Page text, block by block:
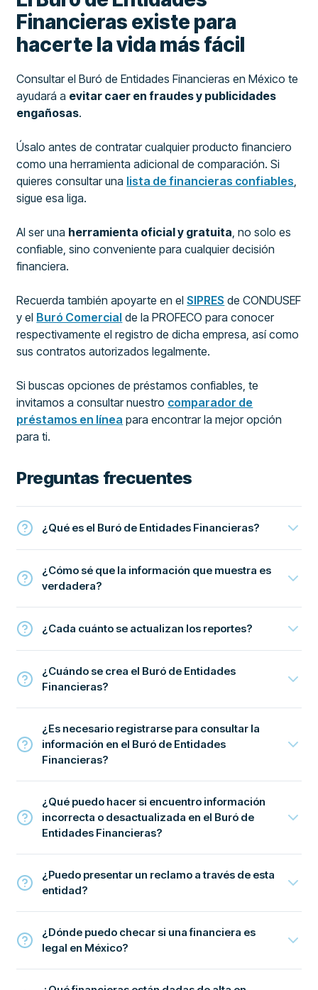
Financieras existe para
hacerte la vida más fácil
Consultar el Buró de Entidades Financieras en México te
ayudará a evitar caer en fraudes y publicidades
engañosas.
Úsalo antes de contratar cualquier producto financiero
como una herramienta adicional de comparación. Si
quieres consultar una lista de financieras confiables,
sigue esa liga.
Al ser una herramienta oficial y gratuita, no solo es
confiable, sino conveniente para cualquier decisión
financiera.
Recuerda también apoyarte en elSIPRES de CONDUSEF
y el Buró Comercial de la PROFECO para conocer
respectivamente el registro de dicha empresa, así como
sus contratos autorizados legalmente.
Si buscas opciones de préstamos confiables, te
invitamos a consultar nuestro comparador de
préstamos en línea para encontrar la mejor opción
para ti.
Preguntas frecuentes
¿Qué es el Buró de Entidades Financieras?
¿Cómo sé que la información que muestra es
verdadera?
¿Cada cuánto se actualizan los reportes?
¿Cuándo se crea el Buró de Entidades
Financieras?
¿Es necesario registrarse para consultar la
información en el Buró de Entidades
Financieras?
¿Qué puedo hacer si encuentro información
incorrecta o desactualizada en el Buró de
Entidades Financieras?
¿Puedo presentar un reclamo a través de esta
entidad?
¿Dónde puedo checar si una financiera es
legal en México?